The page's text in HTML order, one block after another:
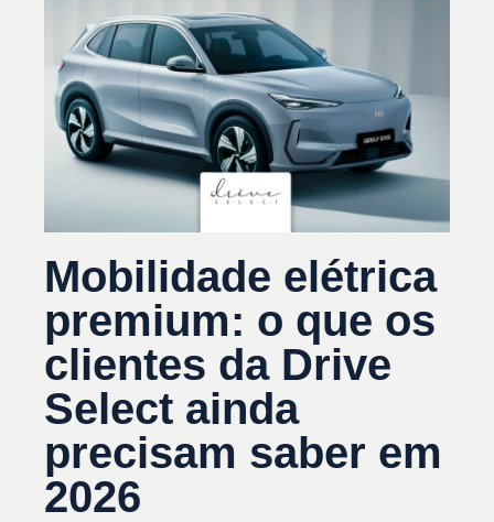
Mobilidade elétrica
premium: o que os
clientes da Drive
Select ainda
precisam saber em
2026